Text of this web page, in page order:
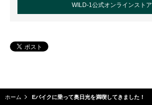
WILD-1公式オンラインストア
ホーム Eバイクに乗って奥日光を満喫してきました！